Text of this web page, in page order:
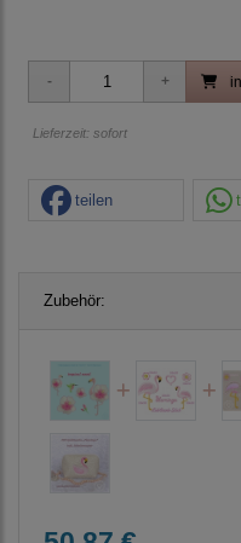
Lieferzeit: sofort
teilen
Zubehör: